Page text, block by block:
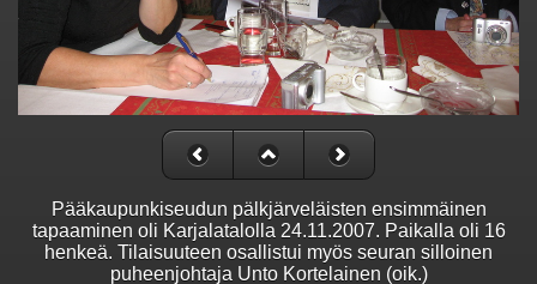
Pääkaupunkiseudun pälkjärveläisten ensimmäinen
tapaaminen oli Karjalatalolla 24.11.2007. Paikalla oli 16
henkeä. Tilaisuuteen osallistui myös seuran silloinen
puheenjohtaja Unto Kortelainen (oik.)